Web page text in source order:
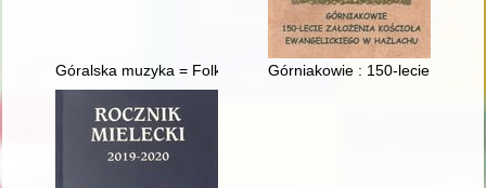
Góralska muzyka = Folk music from the Tatras
Górniakowie : 150-lecie